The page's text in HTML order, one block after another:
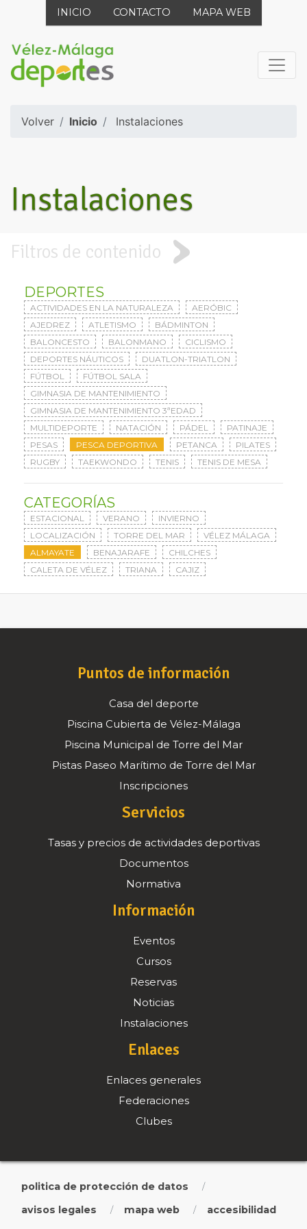
INICIO CONTACTO MAPA WEB
Volver Inicio Instalaciones
Instalaciones
Filtros de contenido
DEPORTES
ACTIVIDADES EN LA NATURALEZA
AERÓBIC
AJEDREZ
ATLETISMO
BÁDMINTON
BALONCESTO
BALONMANO
CICLISMO
DEPORTES NÁUTICOS
DUATLON-TRIATLON
FÚTBOL
FÚTBOL SALA
GIMNASIA DE MANTENIMIENTO
GIMNASIA DE MANTENIMIENTO 3ªEDAD
MULTIDEPORTE
NATACIÓN PÁDEL
PATINAJE
PESAS
PESCA DEPORTIVA PETANCA
PILATES
RUGBY
TAEKWONDO TENIS TENIS DE MESA
CATEGORÍAS
ESTACIONAL VERANO
INVIERNO
LOCALIZACIÓN
TORRE DEL MAR
VÉLEZ MÁLAGA
ALMAYATE
BENAJARAFE
CHILCHES
CALETA DE VÉLEZ
TRIANA CAJIZ
Puntos de información
Casa del deporte
Piscina Cubierta de Vélez-Málaga
Piscina Municipal de Torre del Mar
Pistas Paseo Marítimo de Torre del Mar
Inscripciones
Servicios
Tasas y precios de actividades deportivas
Documentos
Normativa
Información
Eventos
Cursos
Reservas
Noticias
Instalaciones
Enlaces
Enlaces generales
Federaciones
Clubes
politica de protección de datos /
avisos legales / mapa web / accesibilidad